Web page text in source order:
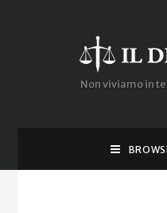
Non viviamo in